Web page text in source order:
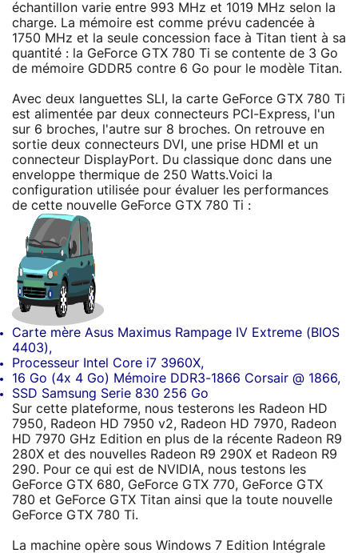
échantillon varie entre 993 MHz et 1019 MHz selon la
charge. La mémoire est comme prévu cadencée à
1750 MHz et la seule concession face à Titan tient à sa
quantité : la GeForce GTX 780 Ti se contente de 3 Go
de mémoire GDDR5 contre 6 Go pour le modèle Titan.
Avec deux languettes SLI, la carte GeForce GTX 780 Ti
est alimentée par deux connecteurs PCI-Express, l'un
sur 6 broches, l'autre sur 8 broches. On retrouve en
sortie deux connecteurs DVI, une prise HDMI et un
connecteur DisplayPort. Du classique donc dans une
enveloppe thermique de 250 Watts.Voici la
configuration utilisée pour évaluer les performances
de cette nouvelle GeForce GTX 780 Ti :
Carte mère Asus Maximus Rampage IV Extreme (BIOS
4403),
Processeur Intel Core i7 3960X,
16 Go (4x 4 Go) Mémoire DDR3-1866 Corsair @ 1866,
SSD Samsung Serie 830 256 Go
Sur cette plateforme, nous testerons les Radeon HD
7950, Radeon HD 7950 v2, Radeon HD 7970, Radeon
HD 7970 GHz Edition en plus de la récente Radeon R9
280X et des nouvelles Radeon R9 290X et Radeon R9
290. Pour ce qui est de NVIDIA, nous testons les
GeForce GTX 680, GeForce GTX 770, GeForce GTX
780 et GeForce GTX Titan ainsi que la toute nouvelle
GeForce GTX 780 Ti.
La machine opère sous Windows 7 Edition Intégrale